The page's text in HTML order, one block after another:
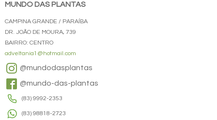
MUNDO DAS PLANTAS
CAMPINA GRANDE / PARAÍBA
DR. JOÃO DE MOURA, 739
BAIRRO: CENTRO
adveltania1@hotmail.com
@mundodasplantas
@mundo-das-plantas
(83) 9992-2353
(83) 98818-2723